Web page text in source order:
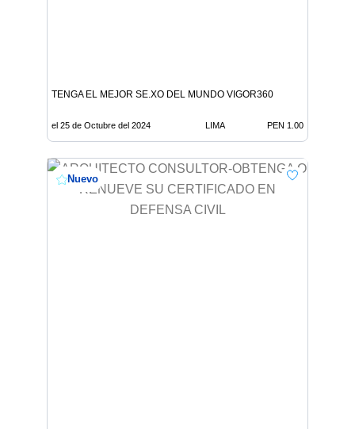
TENGA EL MEJOR SE.XO DEL MUNDO VIGOR360
el 25 de Octubre del 2024 LIMA PEN 1.00
Nuevo